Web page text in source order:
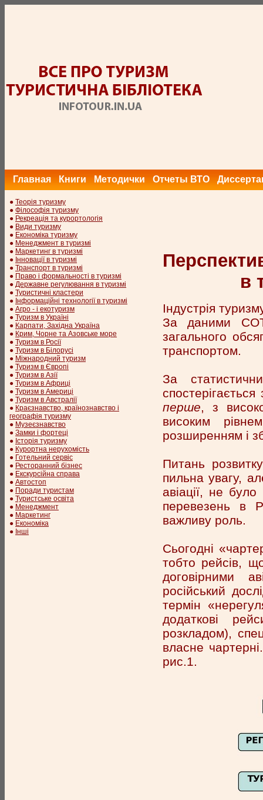
Главная Книги Методички Отчеты ВТО
● Теорія туризму
● Філософія туризму
● Рекреація та курортологія
● Види туризму
● Економіка туризму
● Менеджмент в туризмі
● Маркетинг в туризмі
● Інновації в туризмі
● Транспорт в туризмі
● Право і формальності в туризмі
● Державне регулювання в туризмі
● Туристичні кластери
● Інформаційні технології в туризмі
● Агро - і екотуризм
● Туризм в Україні
● Карпати, Західна Україна
● Крим, Чорне та Азовське море
● Туризм в Росії
● Туризм в Білорусі
● Міжнародний туризм
● Туризм в Європі
● Туризм в Азії
● Туризм в Африці
● Туризм в Америці
● Туризм в Австралії
● Краєзнавство, країнознавство і
географія туризму
● Музеєзнавство
● Замки і фортеці
● Історія туризму
● Курортна нерухомість
● Готельний сервіс
● Ресторанний бізнес
● Екскурсійна справа
● Автостоп
● Поради туристам
● Туристське освіта
● Менеджмент
● Маркетинг
● Економіка
● Інші
в
Індустрія
За даними
загального
транспортом.
За
перше , з
високим
розширенням і
Питань
пильна увагу,
авіації, не
перевезень в
важливу роль.
Сьогодні
тобто рейсів,
договірними
російський
термін
додаткові
розкладом),
власне
рис.1.